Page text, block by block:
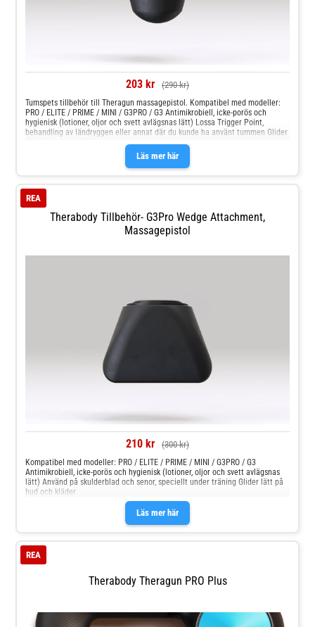
203 kr (290 kr)
Läs mer här
Tumspets tillbehör till Theragun massagepistol. Kompatibel med modeller:
PRO / ELITE / PRIME / MINI / G3PRO / G3 Antimikrobiell, icke-porös och
hygienisk (lotioner, oljor och svett avlägsnas lätt) Lossa Trigger Point,
behandling av ländryggen eller annat där du kunde ha använt tummen Glider
Therabody Tillbehör- G3Pro Wedge Attachment,
Massagepistol
REA
210 kr (300 kr)
Läs mer här
Kompatibel med modeller: PRO / ELITE / PRIME / MINI / G3PRO / G3
Antimikrobiell, icke-porös och hygienisk (lotioner, oljor och svett avlägsnas
lätt) Använd på skulderblad och senor, speciellt under träning Glider lätt på
hud och kläder
Therabody Theragun PRO Plus
REA